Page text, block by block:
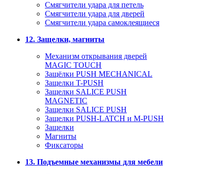
Смягчители удара для петель
Смягчители удара для дверей
Cмягчители удара самоклеящиеся
12. Защелки, магниты
Механизм открывания дверей
MAGIC TOUCH
Защёлки PUSH MECHANICAL
Защелки T-PUSH
Защелки SALICE PUSH
MAGNETIC
Защелки SALICE PUSH
Защелки PUSH-LATCH и M-PUSH
Защелки
Магниты
Фиксаторы
13. Подъемные механизмы для мебели